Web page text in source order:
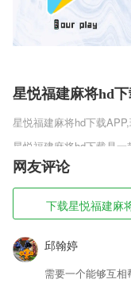
星悦福建麻将hd
星悦福建麻将hd下载
星悦福建麻将hd下载是
类策略手机游戏，游戏中
陆，这里有着许多秘密和
去有点像白雪公主的剧
这些东西都是有一定危
星悦福建麻将hd下
1,全面的教师资格证考试大
网友评论
下载星悦福建麻
邱翰婷
需要一个能够互